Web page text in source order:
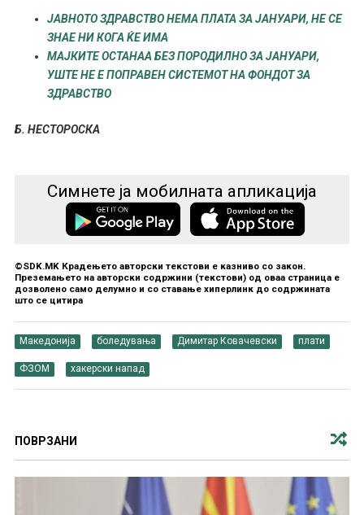
ЈАВНОТО ЗДРАВСТВО НЕМА ПЛАТА ЗА ЈАНУАРИ, НЕ СЕ
ЗНАЕ НИ КОГА ЌЕ ИМА
МАЈКИТЕ ОСТАНАА БЕЗ ПОРОДИЛНО ЗА ЈАНУАРИ,
УШТЕ НЕ Е ПОПРАВЕН СИСТЕМОТ НА ФОНДОТ ЗА
ЗДРАВСТВО
Б. НЕСТОРОСКА
Симнете ја мобилната апликација
©SDK.MK Крадењето авторски текстови е казниво со закон.
Преземањето на авторски содржини (текстови) од оваа страница е
дозволено само делумно и со ставање хиперлинк до содржината
што се цитира
Македонија боледувања Димитар Ковачевски плати
ФЗОМ хакерски напад
ПОВРЗАНИ